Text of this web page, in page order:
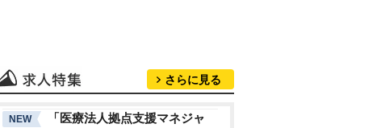
さらに見る
NEW
「医療法人拠点支援マネジャ